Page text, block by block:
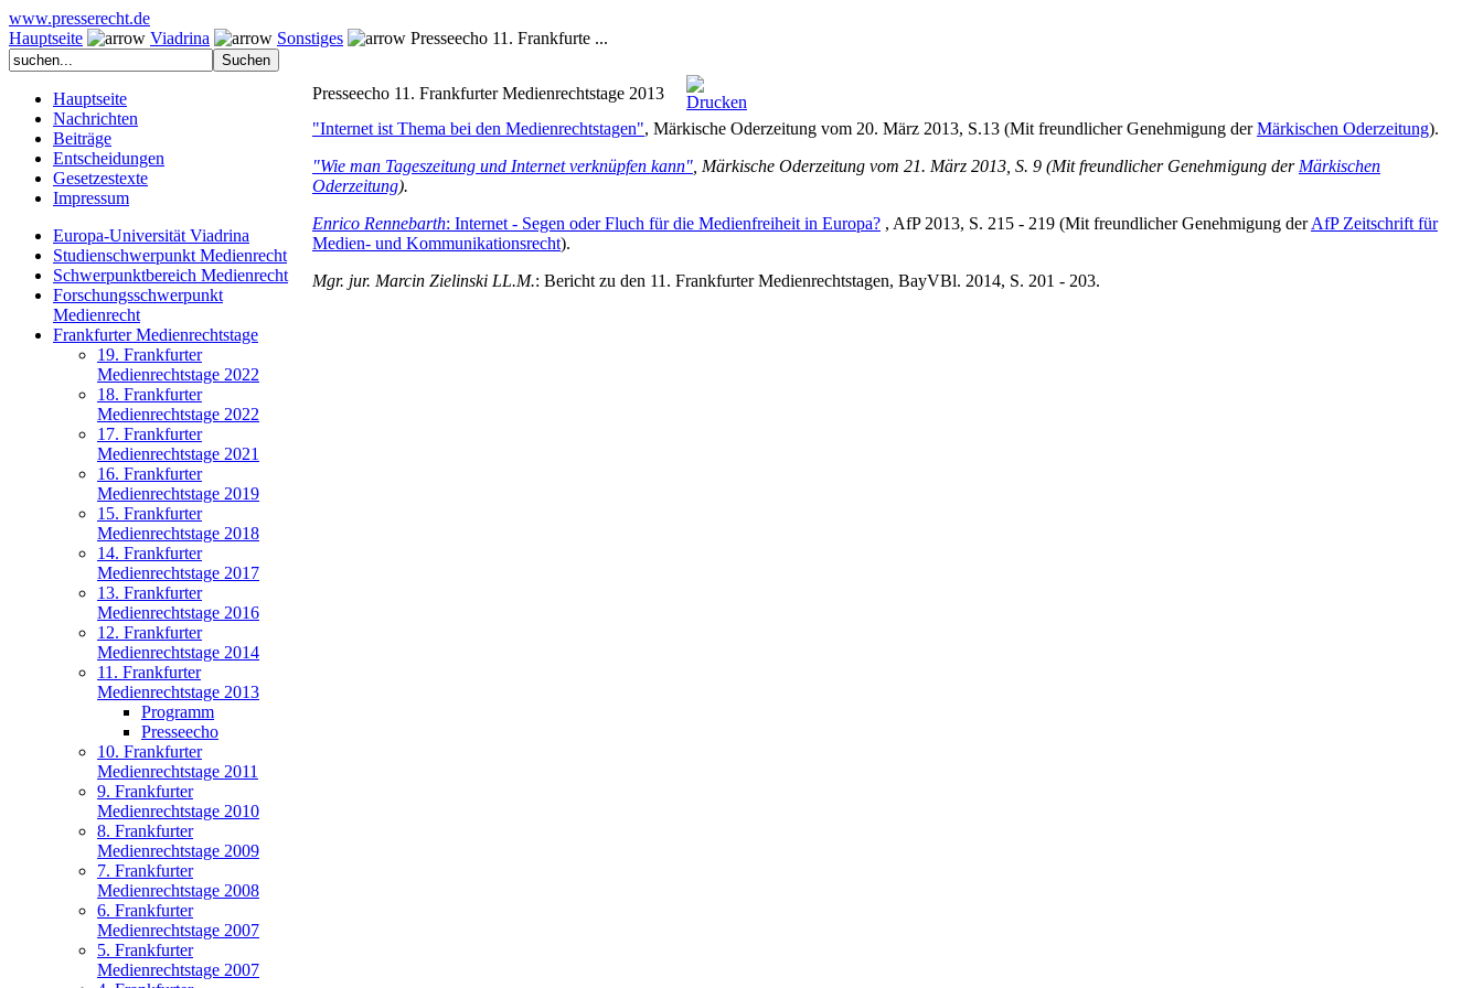
www.presserecht.de
Hauptseite
Viadrina Sonstiges Presseecho 11. Frankfurte ...
Hauptseite
Nachrichten
Beiträge
Entscheidungen
Gesetzestexte
Impressum
Europa-Universität Viadrina
Studienschwerpunkt Medienrecht
Schwerpunktbereich Medienrecht
Forschungsschwerpunkt
Medienrecht
Frankfurter Medienrechtstage
19. Frankfurter
Medienrechtstage 2022
18. Frankfurter
Medienrechtstage 2022
17. Frankfurter
Medienrechtstage 2021
16. Frankfurter
Medienrechtstage 2019
15. Frankfurter
Medienrechtstage 2018
14. Frankfurter
Medienrechtstage 2017
13. Frankfurter
Medienrechtstage 2016
12. Frankfurter
Medienrechtstage 2014
11. Frankfurter
Medienrechtstage 2013
Programm
Presseecho
10. Frankfurter
Medienrechtstage 2011
9. Frankfurter
Medienrechtstage 2010
8. Frankfurter
Medienrechtstage 2009
7. Frankfurter
Medienrechtstage 2008
6. Frankfurter
Medienrechtstage 2007
5. Frankfurter
Medienrechtstage 2007
Presseecho 11. Frankfurter Medienrechtstage 2013
"Internet ist Thema bei den Medienrechtstagen", Märkische Oderzeitung vom 20. März 2013, S.13 (Mit freundlicher Genehmigung derMärkischen Oderzeitung).
"Wie man Tageszeitung und Internet verknüpfen kann" , Märkische Oderzeitung vom 21. März 2013, S. 9 (Mit freundlicher Genehmigung der Märkischen
Oderzeitung).
Enrico Rennebarth: Internet - Segen oder Fluch für die Medienfreiheit in Europa? , AfP 2013, S. 215 - 219 (Mit freundlicher Genehmigung derAfP Zeitschrift für
Medien- und Kommunikationsrecht).
Mgr. jur. Marcin Zielinski LL.M.: Bericht zu den 11. Frankfurter Medienrechtstagen, BayVBl. 2014, S. 201 - 203.